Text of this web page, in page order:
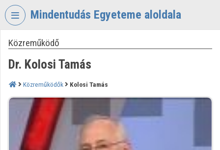
Fejléc kihagyása
Mindentudás Egyeteme aloldala
VIDEOTORIUM
MINDENTUDÁS
EGYETEME
Intézményi kezdőlap
Bejelentkezés
Intézményi felfedezés
Közreműködő
Dr. Kolosi Tamás
Közreműködők Kolosi Tamás